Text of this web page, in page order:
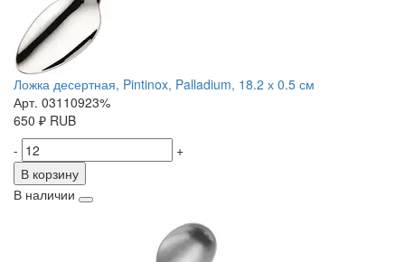
Ложка десертная, Pintinox, Palladium, 18.2 х 0.5 см
Арт. 03110923%
650 ₽ RUB
-
+
В корзину
В наличии